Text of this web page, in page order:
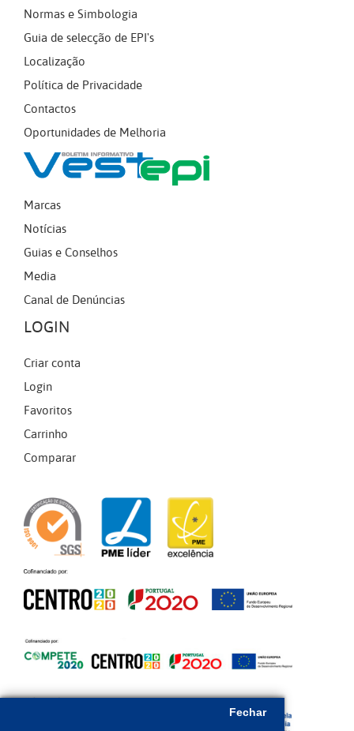
Fechar
Normas e Simbologia
Guia de selecção de EPI's
Localização
Política de Privacidade
Contactos
Oportunidades de Melhoria
Marcas
Notícias
Guias e Conselhos
Media
Canal de Denúncias
LOGIN
Criar conta
Login
Favoritos
Carrinho
Comparar